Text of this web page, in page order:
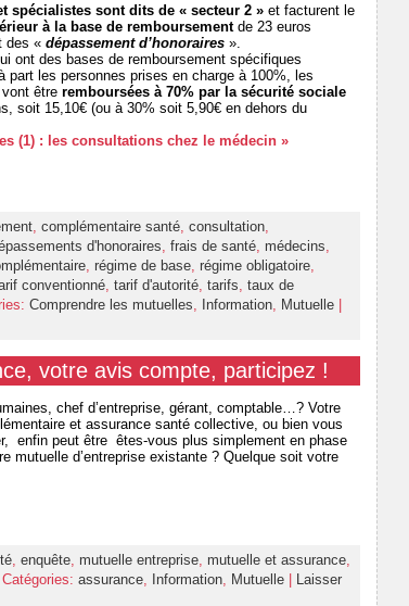
spécialistes sont dits de « secteur 2 » et facturent le
à la base de remboursementde 23 euros
des « dépassement d’honoraires ».
ont des bases de remboursement spécifiques
les personnes prises en charge à 100%, les
être remboursées à 70% par la sécurité sociale
soit 15,10€ (ou à 30% soit 5,90€ en dehors du
(1) : les consultations chez le médecin »
, complémentaire santé, consultation,
d'honoraires, frais de santé, médecins,
, régime de base, régime obligatoire,
conventionné, tarif d'autorité, tarifs, taux de
Comprendre les mutuelles, Information, Mutuelle
votre avis compte, participez !
chef d’entreprise, gérant, comptable…? Votre
et assurance santé collective, ou bien vous
enfin peut être êtes-vous plus simplement en phase
mutuelle d’entreprise existante ? Quelque soit votre
enquête mutuelle entreprise mutuelle et assurance
Catégories: assurance Information Mutuelle
Laisser